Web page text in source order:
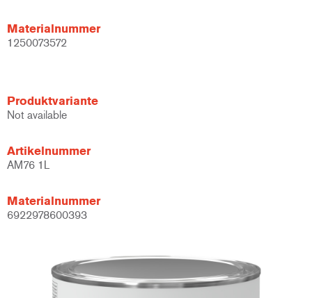
Materialnummer
1250073572
Produktvariante
Not available
Artikelnummer
AM76 1L
Materialnummer
6922978600393